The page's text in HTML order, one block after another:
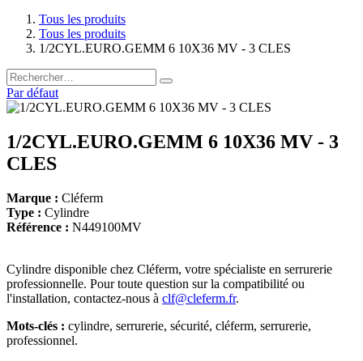
Tous les produits
Tous les produits
1/2CYL.EURO.GEMM 6 10X36 MV - 3 CLES
Par défaut
1/2CYL.EURO.GEMM 6 10X36 MV - 3
CLES
Marque : Cléferm
Type : Cylindre
Référence : N449100MV
Cylindre disponible chez Cléferm, votre spécialiste en serrurerie
professionnelle. Pour toute question sur la compatibilité ou
l'installation, contactez-nous à clf@cleferm.fr.
Mots-clés : cylindre, serrurerie, sécurité, cléferm, serrurerie,
professionnel.